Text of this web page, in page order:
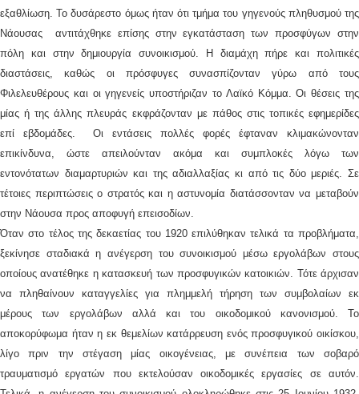
εξαθλίωση. Το δυσάρεστο όμως ήταν ότι τμήμα του γηγενούς πληθυσμού της
Νάουσας αντιτάχθηκε επίσης στην εγκατάσταση των προσφύγων στην
πόλη και στην δημιουργία συνοικισμού. Η διαμάχη πήρε και πολιτικές
διαστάσεις, καθώς οι πρόσφυγες συνασπίζονταν γύρω από τους
Φιλελευθέρους και οι γηγενείς υποστήριζαν το Λαϊκό Κόμμα. Οι θέσεις της
μίας ή της άλλης πλευράς εκφράζονταν με πάθος στις τοπικές εφημερίδες
επί εβδομάδες. Οι εντάσεις πολλές φορές έφταναν κλιμακώνονταν
επικίνδυνα, ώστε απειλούνταν ακόμα και συμπλοκές λόγω των
εντονότατων διαμαρτυριών και της αδιαλλαξίας κι από τις δύο μεριές. Σε
τέτοιες περιπτώσεις ο στρατός και η αστυνομία διατάσσονταν να μεταβούν
στην Νάουσα προς αποφυγή επεισοδίων.
Όταν στο τέλος της δεκαετίας του 1920 επιλύθηκαν τελικά τα προβλήματα,
ξεκίνησε σταδιακά η ανέγερση του συνοικισμού μέσω εργολάβων στους
οποίους ανατέθηκε η κατασκευή των προσφυγικών κατοικιών. Τότε άρχισαν
να πληθαίνουν καταγγελίες για πλημμελή τήρηση των συμβολαίων εκ
μέρους των εργολάβων αλλά και του οικοδομικού κανονισμού. Το
αποκορύφωμα ήταν η εκ θεμελίων κατάρρευση ενός προσφυγικού οικίσκου,
λίγο πριν την στέγαση μίας οικογένειας, με συνέπεια των σοβαρό
τραυματισμό εργατών που εκτελούσαν οικοδομικές εργασίες σε αυτόν.